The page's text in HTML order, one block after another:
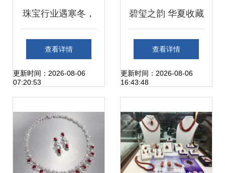
珠宝行业遇寒冬，
店主哀叹亏得连裤
子都穿不起了，交
查看详情
更新时间：2026-08-06
07:20:53
碧玺之韵 华夏收藏
网上的珍宝吊坠赏
析与交易指南
查看详情
更新时间：2026-08-06
16:43:48